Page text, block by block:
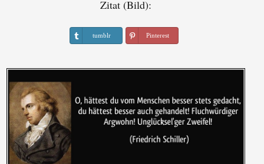
Zitat (Bild):
tumblr Pinterest